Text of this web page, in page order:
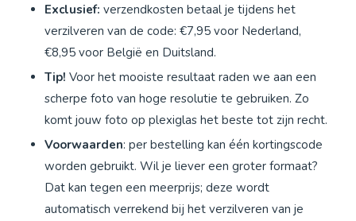
Exclusief: verzendkosten betaal je tijdens het
verzilveren van de code: €7,95 voor Nederland,
€8,95 voor België en Duitsland.
Tip! Voor het mooiste resultaat raden we aan een
scherpe foto van hoge resolutie te gebruiken. Zo
komt jouw foto op plexiglas het beste tot zijn recht.
Voorwaarden: per bestelling kan één kortingscode
worden gebruikt. Wil je liever een groter formaat?
Dat kan tegen een meerprijs; deze wordt
automatisch verrekend bij het verzilveren van je